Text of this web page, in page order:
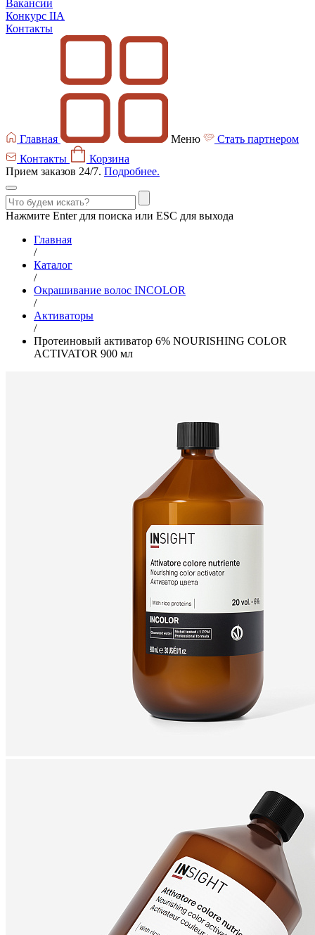
Вакансии
Конкурс IIA
Контакты
Главная Меню
Стать партнером
Контакты
Корзина
Прием заказов 24/7. Подробнее.
Нажмите Enter для поиска или ESC для выхода
Главная
/
Каталог
/
Окрашивание волос INCOLOR
/
Активаторы
/
Протеиновый активатор 6% NOURISHING COLOR
ACTIVATOR 900 мл